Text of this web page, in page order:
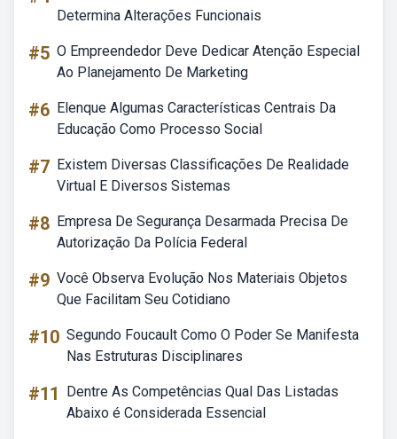
Determina Alterações Funcionais
#5 O Empreendedor Deve Dedicar Atenção Especial
Ao Planejamento De Marketing
#6 Elenque Algumas Características Centrais Da
Educação Como Processo Social
#7 Existem Diversas Classificações De Realidade
Virtual E Diversos Sistemas
#8 Empresa De Segurança Desarmada Precisa De
Autorização Da Polícia Federal
#9 Você Observa Evolução Nos Materiais Objetos
Que Facilitam Seu Cotidiano
#10 Segundo Foucault Como O Poder Se Manifesta
Nas Estruturas Disciplinares
#11
Dentre As Competências Qual Das Listadas
Abaixo é Considerada Essencial